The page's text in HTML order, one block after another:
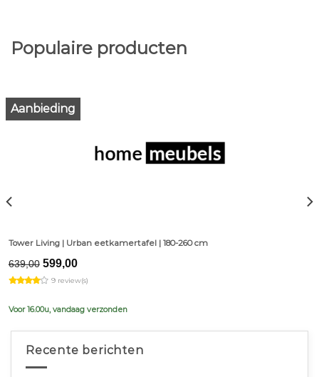
Populaire producten
Aanbieding
Tower Living | Urban eetkamertafel | 180-260 cm
639,00 Original
price
was:
599,00Current
is:
9 review(s)
Voor 16.00u, vandaag verzonden
Recente berichten